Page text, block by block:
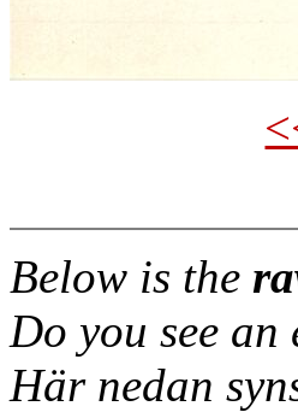
Below is the
Do you see
Här nedan